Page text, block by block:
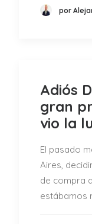
por
Adiós
gran
vio la
El pasado
Aires,
de compra
estábamos